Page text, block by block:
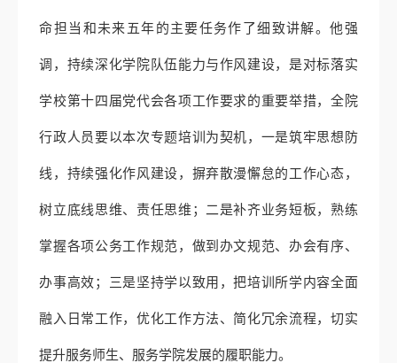
命担当和未来五年的主要任务作了细致讲解。他强
调，持续深化学院队伍能力与作风建设，是对标落实
学校第十四届党代会各项工作要求的重要举措，全院
行政人员要以本次专题培训为契机，一是筑牢思想防
线，持续强化作风建设，摒弃散漫懈怠的工作心态，
树立底线思维、责任思维；二是补齐业务短板，熟练
掌握各项公务工作规范，做到办文规范、办会有序、
办事高效；三是坚持学以致用，把培训所学内容全面
融入日常工作，优化工作方法、简化冗余流程，切实
提升服务师生、服务学院发展的履职能力。